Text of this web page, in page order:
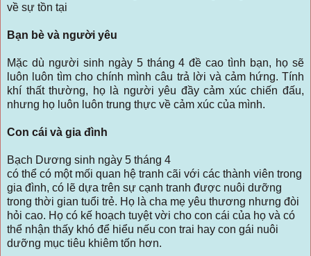
về sự tồn tại
Bạn bè và người yêu
Mặc dù người sinh ngày 5 tháng 4 đề cao tình bạn, họ sẽ
luôn luôn tìm cho chính mình câu trả lời và cảm hứng. Tính
khí thất thường, họ là người yêu đầy cảm xúc chiến đấu,
nhưng họ luôn luôn trung thực về cảm xúc của mình.
Con cái và gia đình
Bạch Dương sinh ngày 5 tháng 4
có thể có một mối quan hệ tranh cãi với các thành viên trong
gia đình, có lẽ dựa trên sự cạnh tranh được nuôi dưỡng
trong thời gian tuổi trẻ. Họ là cha mẹ yêu thương nhưng đòi
hỏi cao. Họ có kế hoạch tuyệt vời cho con cái của họ và có
thể nhận thấy khó để hiểu nếu con trai hay con gái nuôi
dưỡng mục tiêu khiêm tốn hơn.